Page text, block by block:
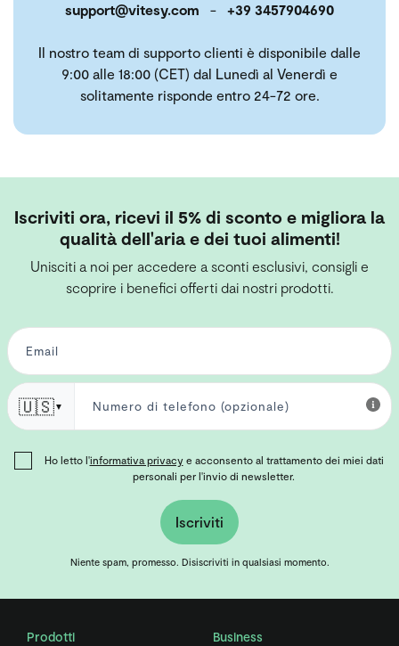
support@vitesy.com - +39 3457904690
Il nostro team di supporto clienti è disponibile dalle
9:00 alle 18:00 (CET) dal Lunedì al Venerdì e
solitamente risponde entro 24-72 ore.
Iscriviti ora, ricevi il 5% di sconto e migliora la
qualità dell'aria e dei tuoi alimenti!
Unisciti a noi per accedere a sconti esclusivi, consigli e
scoprire i benefici offerti dai nostri prodotti.
🇺🇸▼
Ho letto l'informativa privacye acconsento al trattamento dei miei dati
personali per l'invio di newsletter.
Iscriviti
Niente spam, promesso. Disiscriviti in qualsiasi momento.
Prodotti Business